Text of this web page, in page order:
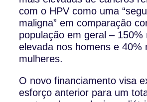
com o HPV como uma
maligna” em comparação
população em geral – 150%
elevada nos homens e 40%
mulheres.
O novo financiamento visa
esforço anterior para um